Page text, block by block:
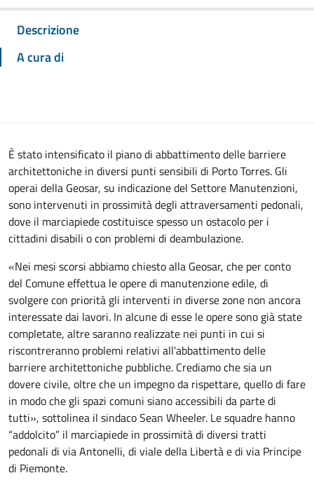
Descrizione
A cura di
È stato intensificato il piano di abbattimento delle barriere
architettoniche in diversi punti sensibili di Porto Torres. Gli
operai della Geosar, su indicazione del Settore Manutenzioni,
sono intervenuti in prossimità degli attraversamenti pedonali,
dove il marciapiede costituisce spesso un ostacolo per i
cittadini disabili o con problemi di deambulazione.
«Nei mesi scorsi abbiamo chiesto alla Geosar, che per conto
del Comune effettua le opere di manutenzione edile, di
svolgere con priorità gli interventi in diverse zone non ancora
interessate dai lavori. In alcune di esse le opere sono già state
completate, altre saranno realizzate nei punti in cui si
riscontreranno problemi relativi all'abbattimento delle
barriere architettoniche pubbliche. Crediamo che sia un
dovere civile, oltre che un impegno da rispettare, quello di fare
in modo che gli spazi comuni siano accessibili da parte di
tutti», sottolinea il sindaco Sean Wheeler. Le squadre hanno
“addolcito” il marciapiede in prossimità di diversi tratti
pedonali di via Antonelli, di viale della Libertà e di via Principe
di Piemonte.